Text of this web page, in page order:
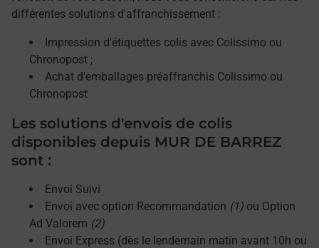
différentes solutions d'affranchissement :
Impression d'étiquettes colis avec Colissimo ou
Chronopost ;
Achat d'emballages préaffranchis Colissimo ou
Chronopost
Les solutions d'envois de colis
disponibles depuis MUR DE BARREZ
sont :
Envoi Suivi
Envoi avec option Recommandation (1) ou Option
Ad Valorem (2)
Envoi Express (dès le lendemain matin avant 10h ou